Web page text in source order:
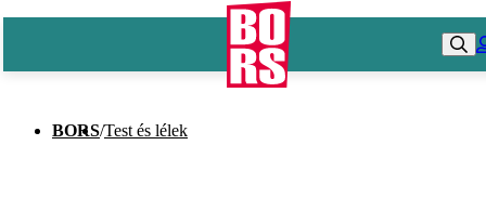
BORS/Test és lélek